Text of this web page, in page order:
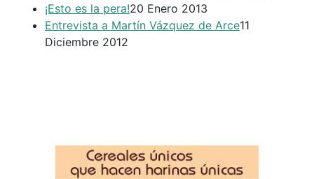
¡Esto es la pera!20 Enero 2013
Entrevista a Martín Vázquez de Arce11
Diciembre 2012